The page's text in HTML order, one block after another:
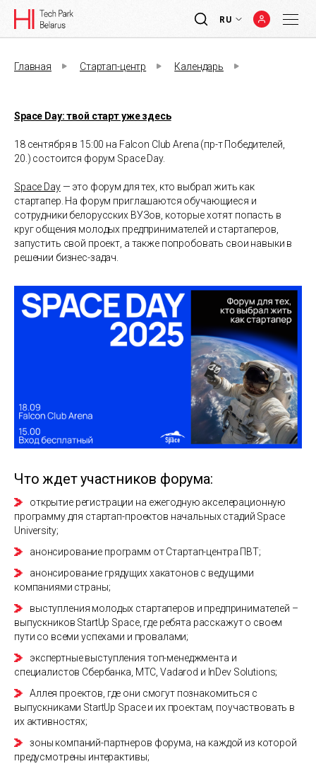
RU
Главная Стартап-центр Календарь
Space Day: твой старт уже здесь
18 сентября в 15:00 на Falcon Club Arena (пр-т Победителей,
20.) состоится форум Space Day.
Space Day— это форум для тех, кто выбрал жить как
стартапер. На форум приглашаются обучающиеся и
сотрудники белорусских ВУЗов, которые хотят попасть в
круг общения молодых предпринимателей и стартаперов,
запустить свой проект, а также попробовать свои навыки в
решении бизнес-задач.
Что ждет участников форума:
открытие регистрации на ежегодную акселерационную
программу для стартап-проектов начальных стадий Space
University;
анонсирование программ от Стартап-центра ПВТ;
анонсирование грядущих хакатонов с ведущими
компаниями страны;
выступления молодых стартаперов и предпринимателей –
выпускников StartUp Space, где ребята расскажут о своем
пути со всеми успехами и провалами;
экспертные выступления топ-менеджмента и
специалистов Сбербанка, МТС, Vadarod и InDev Solutions;
Аллея проектов, где они смогут познакомиться с
выпускниками StartUp Space и их проектам, поучаствовать в
их активностях;
зоны компаний-партнеров форума, на каждой из которой
предусмотрены интерактивы;